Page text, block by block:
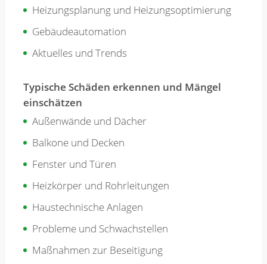
Heizungsplanung und Heizungsoptimierung
Gebäudeautomation
Aktuelles und Trends
Typische Schäden erkennen und Mängel
einschätzen
Außenwände und Dächer
Balkone und Decken
Fenster und Türen
Heizkörper und Rohrleitungen
Haustechnische Anlagen
Probleme und Schwachstellen
Maßnahmen zur Beseitigung